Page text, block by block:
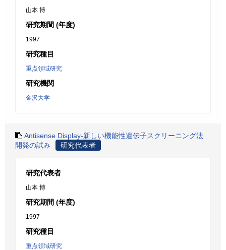
山本 博
研究期間 (年度)
1997
研究種目
重点領域研究
研究機関
金沢大学
Antisense Display-新しい機能性遺伝子スクリーニング法
開発の試み
研究代表者
研究代表者
山本 博
研究期間 (年度)
1997
研究種目
重点領域研究